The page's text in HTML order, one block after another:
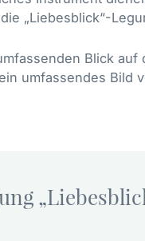
„Liebesblick“-
Blick
umfassendes